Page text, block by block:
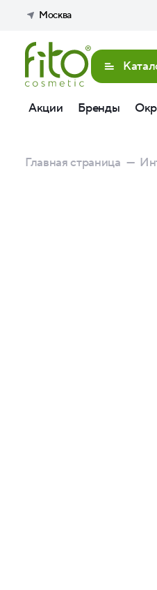
Москва
Акции Бренды
Главная страница —